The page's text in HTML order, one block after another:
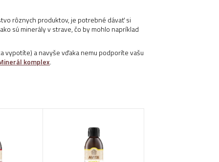
rôznych produktov, je potrebné dávať si
sú minerály v strave, čo by mohlo napríklad
a navyše vďaka nemu podporíte vašu
komplex.